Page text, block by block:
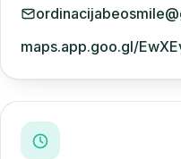
maps.app.goo.gl/